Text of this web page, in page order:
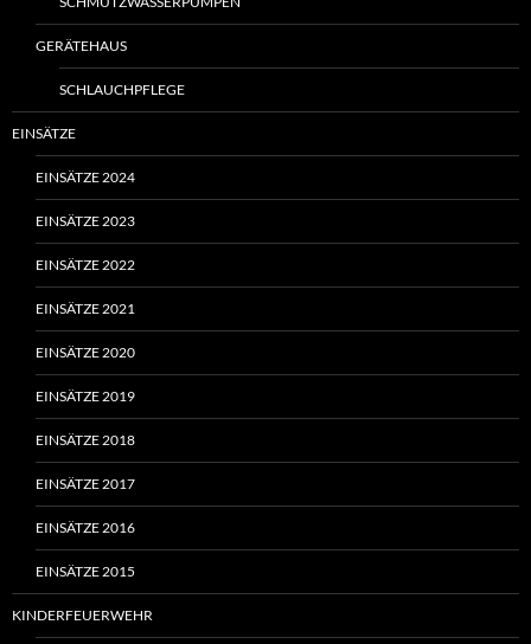
GERÄTEHAUS
SCHLAUCHPFLEGE
EINSÄTZE
EINSÄTZE 2024
EINSÄTZE 2023
EINSÄTZE 2022
EINSÄTZE 2021
EINSÄTZE 2020
EINSÄTZE 2019
EINSÄTZE 2018
EINSÄTZE 2017
EINSÄTZE 2016
EINSÄTZE 2015
KINDERFEUERWEHR